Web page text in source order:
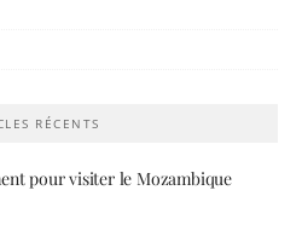
RÉCENTS
pour visiter le Mozambique